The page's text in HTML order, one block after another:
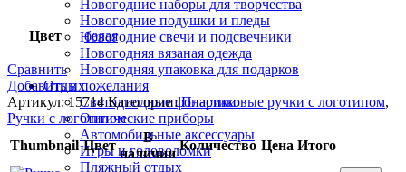
Новогодние наборы для творчества
Новогодние подушки и пледы
Новогодние свечи и подсвечники
Новогодняя вязаная одежда
Новогодняя упаковка для подарков
Отдых
Светодиодные фонарики
Оптические приборы
Автомобильные аксессуары
Игры и головоломки
Пляжный отдых
Цвет белая
Сравнить
Добавить в пожелания
Артикул:15714Категории: Пластиковые ручки с логотипом,
Ручки с логотипом
Thumbnail Цвет
В
наличии
Количество Цена Итого